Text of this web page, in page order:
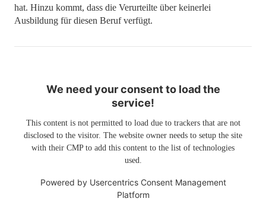
hat. Hinzu kommt, dass die Verurteilte über keinerlei
Ausbildung für diesen Beruf verfügt.
We need your consent to load the
service!
This content is not permitted to load due to trackers that are not
disclosed to the visitor. The website owner needs to setup the site
with their CMP to add this content to the list of technologies
used.
Powered by Usercentrics Consent Management
Platform